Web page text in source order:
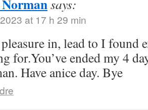
says:
at 17 h 29 min
in, lead to I found
for.You’ve ended my 4
Have anice day. Bye